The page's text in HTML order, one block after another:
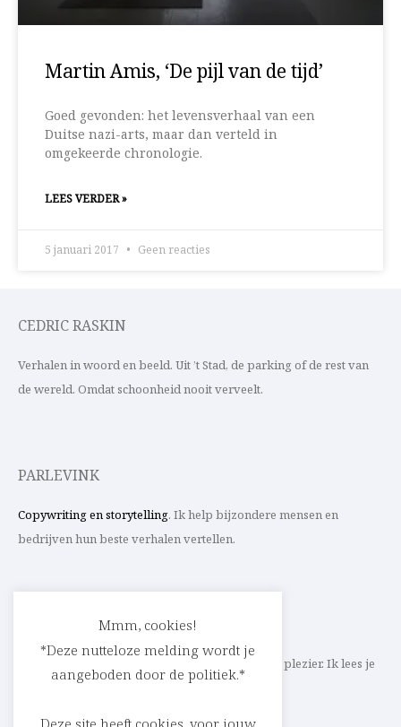
Martin Amis, ‘De pijl van de tijd’
Goed gevonden: het levensverhaal van een
Duitse nazi-arts, maar dan verteld in
omgekeerde chronologie.
LEES VERDER »
5 januari 2017 Geen reacties
CEDRIC RASKIN
Verhalen in woord en beeld. Uit ’t Stad, de parking of de rest van
de wereld. Omdat schoonheid nooit verveelt.
PARLEVINK
Copywriting en storytelling. Ik help bijzondere mensen en
bedrijven hun beste verhalen vertellen.
Schrijf ik straks mee aan jouw verhaal? Met veel plezier. Ik lees je
heel graag op
cedric@parlevink.be
Mmm, cookies!
*Deze nutteloze melding wordt je
aangeboden door de politiek.*